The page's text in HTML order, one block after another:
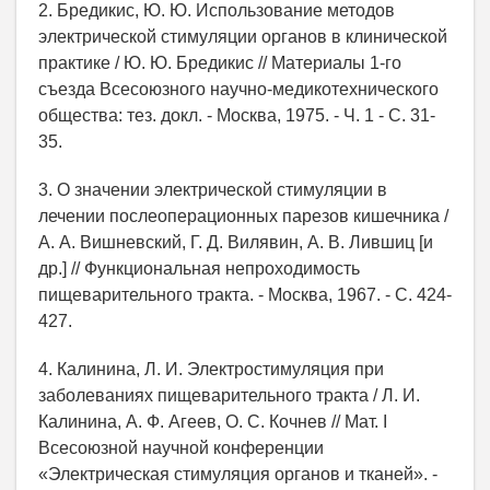
2. Бредикис, Ю. Ю. Использование методов
электрической стимуляции органов в клинической
практике / Ю. Ю. Бредикис // Материалы 1-го
съезда Всесоюзного научно-медикотехнического
общества: тез. докл. - Москва, 1975. - Ч. 1 - С. 31-
35.
3. О значении электрической стимуляции в
лечении послеоперационных парезов кишечника /
А. А. Вишневский, Г. Д. Вилявин, А. В. Лившиц [и
др.] // Функциональная непроходимость
пищеварительного тракта. - Москва, 1967. - С. 424-
427.
4. Калинина, Л. И. Электростимуляция при
заболеваниях пищеварительного тракта / Л. И.
Калинина, А. Ф. Агеев, О. С. Кочнев // Мат. I
Всесоюзной научной конференции
«Электрическая стимуляция органов и тканей». -